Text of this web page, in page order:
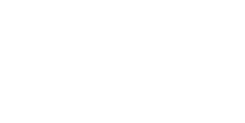
de 5, 47 avaliações